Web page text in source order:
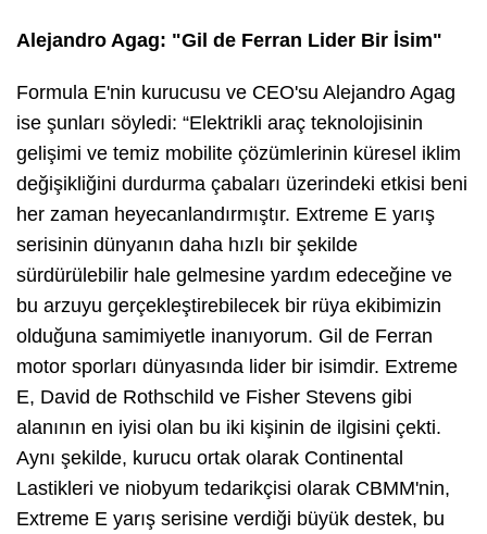
Alejandro Agag: "Gil de Ferran Lider Bir İsim"
Formula E'nin kurucusu ve CEO'su Alejandro Agag
ise şunları söyledi: “Elektrikli araç teknolojisinin
gelişimi ve temiz mobilite çözümlerinin küresel iklim
değişikliğini durdurma çabaları üzerindeki etkisi beni
her zaman heyecanlandırmıştır. Extreme E yarış
serisinin dünyanın daha hızlı bir şekilde
sürdürülebilir hale gelmesine yardım edeceğine ve
bu arzuyu gerçekleştirebilecek bir rüya ekibimizin
olduğuna samimiyetle inanıyorum. Gil de Ferran
motor sporları dünyasında lider bir isimdir. Extreme
E, David de Rothschild ve Fisher Stevens gibi
alanının en iyisi olan bu iki kişinin de ilgisini çekti.
Aynı şekilde, kurucu ortak olarak Continental
Lastikleri ve niobyum tedarikçisi olarak CBMM'nin,
Extreme E yarış serisine verdiği büyük destek, bu